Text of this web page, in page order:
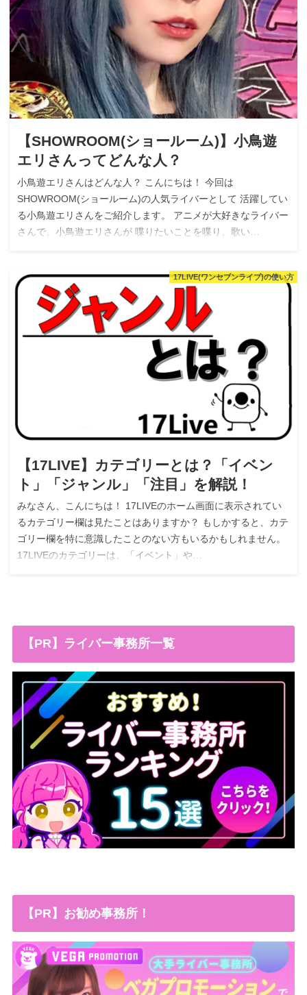
【SHOWROOM(ショールーム)】小鳥遊
エリさんってどんな人？
小鳥遊エリさんはどんな人？ こんにちは！ 今回は
SHOWROOM(ショールーム)の人気ライバーとして 活躍してい
る小鳥遊エリさんをご紹介します。 アニメが大好きなライバー
さんで、小鳥遊エリさんが 喋りたいことを喋り、歌い…
17LIVE(ワンセブンライブ)の使い方
【17LIVE】カテゴリーとは？「イベン
ト」「ジャンル」「注目」を解説！
みなさん、こんにちは！ 17LIVEのホーム画面に表示されてい
るカテゴリー欄は見たことはありますか？ もしかすると、カテ
ゴリー欄を特に意識したことのない方もいるかもしれません。
17LIVEのカテゴリーは、「イベント」や…
【PR】ライバー事務所一覧
【PR】お勧め事務所！